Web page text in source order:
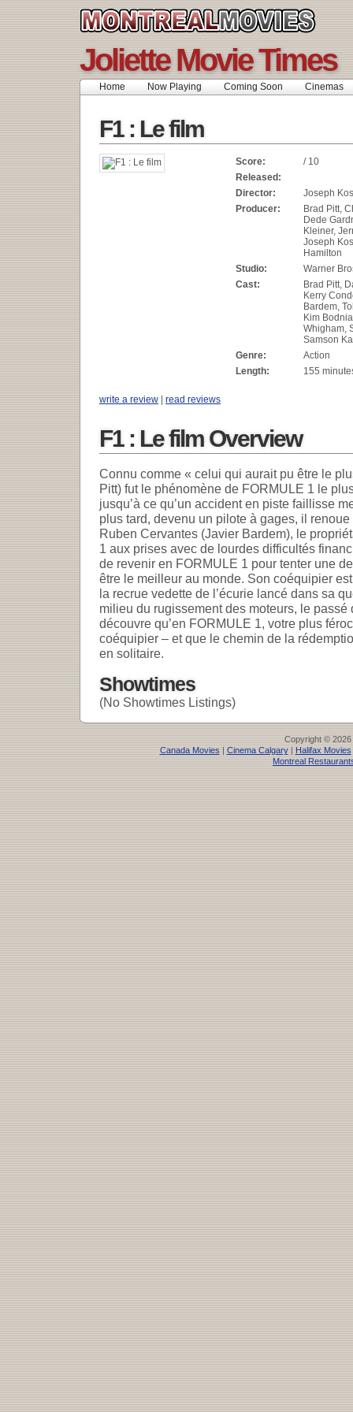
Joliette Movie Times
Home Now Playing Coming Soon Cinemas
F1 : Le film
Score:
/ 10
Released:
Director:
Joseph
Producer:
Brad Pitt,
Dede
Kleiner,
Joseph
Hamilton
Studio:
Warner
Cast:
Brad Pitt,
Kerry
Bardem,
Kim
Whigham,
Samson
Genre:
Action
Length:
155
write a review | read reviews
F1 : Le film Overview
Connu comme « celui qui aurait pu être le
Pitt) fut le phénomène de FORMULE 1 le
jusqu’à ce qu’un accident en piste faillisse
plus tard, devenu un pilote à gages, il
Ruben Cervantes (Javier Bardem), le
1 aux prises avec de lourdes difficultés
de revenir en FORMULE 1 pour tenter une
être le meilleur au monde. Son coéquipier
la recrue vedette de l’écurie lancé dans sa
milieu du rugissement des moteurs, le passé
découvre qu’en FORMULE 1, votre plus
coéquipier – et que le chemin de la
en solitaire.
Showtimes
(No Showtimes Listings)
Copyright © 2026
Canada Movies| Cinema Calgary| Halifax Movies
Montreal